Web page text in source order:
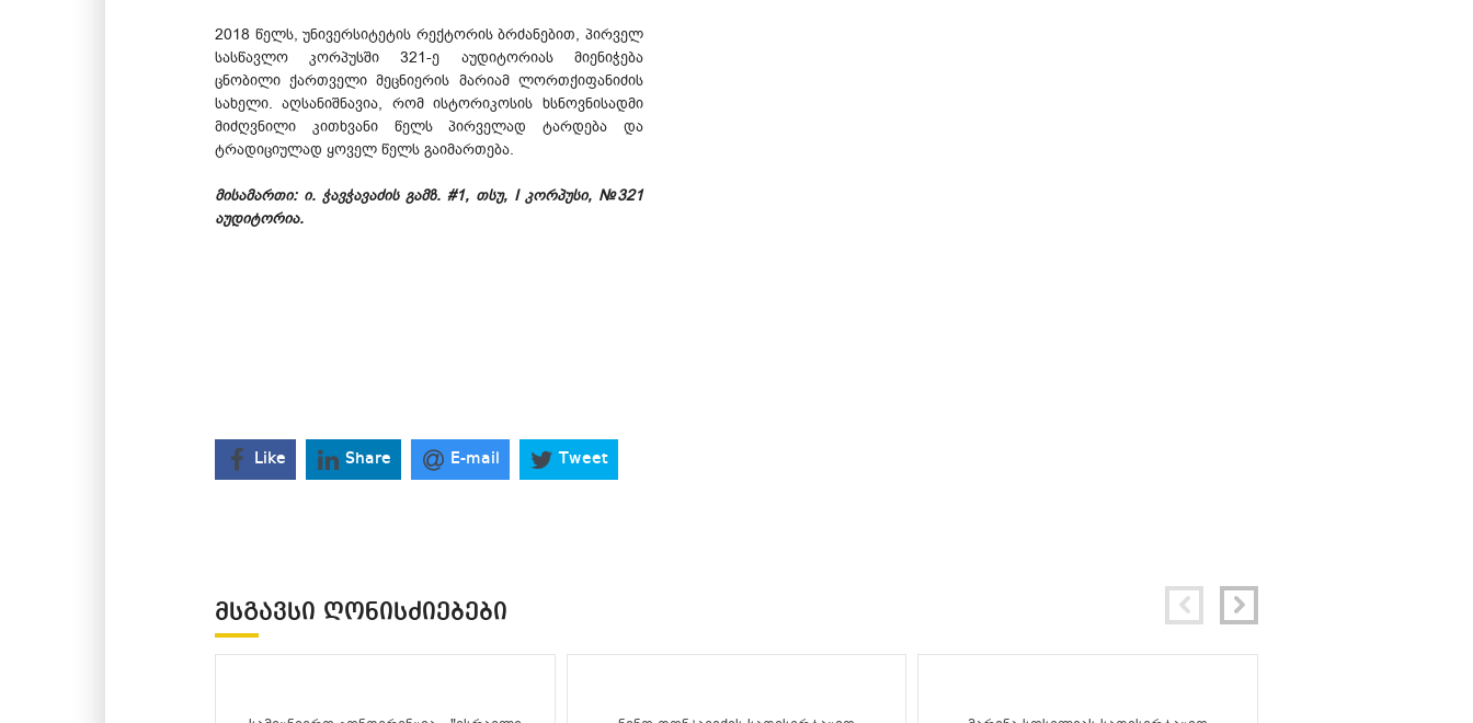
2018 წელს, უნივერსიტეტის რექტორის ბრძანებით, პირველ
სასწავლო კორპუსში 321-ე აუდიტორიას მიენიჭება
ცნობილი ქართველი მეცნიერის მარიამ ლორთქიფანიძის
სახელი. აღსანიშნავია, რომ ისტორიკოსის ხსნოვნისადმი
მიძღვნილი კითხვანი წელს პირველად ტარდება და
ტრადიციულად ყოველ წელს გაიმართება.
მისამართი: ი. ჭავჭავაძის გამზ. #1, თსუ, I კორპუსი, №321
აუდიტორია.
Like Share E-mail Tweet
ᲛᲡᲒᲐᲕᲡᲘ ᲦᲝᲜᲘᲡᲫᲘᲔᲑᲔᲑᲘ